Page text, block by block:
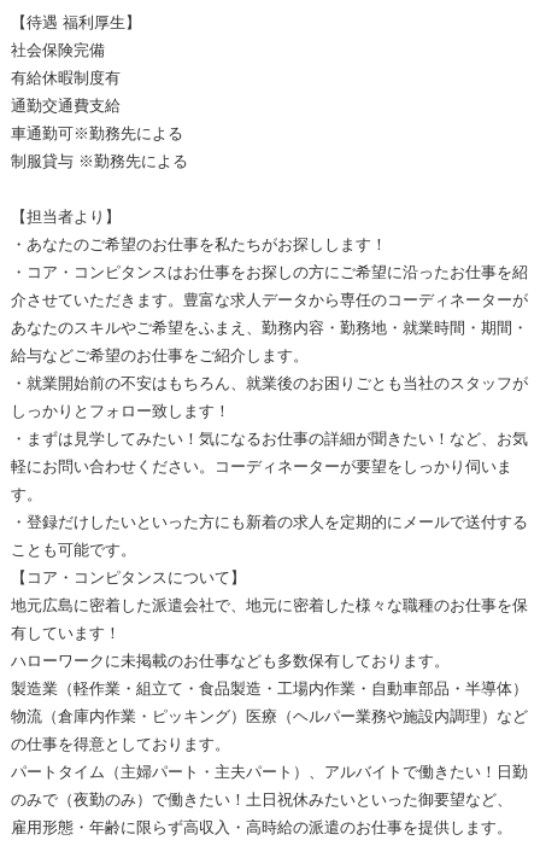
【待遇 福利厚生】
社会保険完備
有給休暇制度有
通勤交通費支給
車通勤可※勤務先による
制服貸与 ※勤務先による
【担当者より】
・あなたのご希望のお仕事を私たちがお探しします！
・コア・コンピタンスはお仕事をお探しの方にご希望に沿ったお仕事を紹
介させていただきます。豊富な求人データから専任のコーディネーターが
あなたのスキルやご希望をふまえ、勤務内容・勤務地・就業時間・期間・
給与などご希望のお仕事をご紹介します。
・就業開始前の不安はもちろん、就業後のお困りごとも当社のスタッフが
しっかりとフォロー致します！
・まずは見学してみたい！気になるお仕事の詳細が聞きたい！など、お気
軽にお問い合わせください。コーディネーターが要望をしっかり伺いま
す。
・登録だけしたいといった方にも新着の求人を定期的にメールで送付する
ことも可能です。
【コア・コンピタンスについて】
地元広島に密着した派遣会社で、地元に密着した様々な職種のお仕事を保
有しています！
ハローワークに未掲載のお仕事なども多数保有しております。
製造業（軽作業・組立て・食品製造・工場内作業・自動車部品・半導体）
物流（倉庫内作業・ピッキング）医療（ヘルパー業務や施設内調理）など
の仕事を得意としております。
パートタイム（主婦パート・主夫パート）、アルバイトで働きたい！日勤
のみで（夜勤のみ）で働きたい！土日祝休みたいといった御要望など、
雇用形態・年齢に限らず高収入・高時給の派遣のお仕事を提供します。